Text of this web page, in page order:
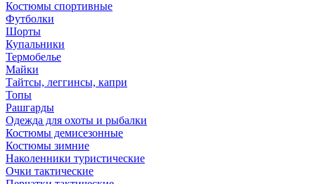
Костюмы спортивные
Футболки
Шорты
Купальники
Термобелье
Майки
Тайтсы, леггинсы, капри
Топы
Рашгарды
Одежда для охоты и рыбалки
Костюмы демисезонные
Костюмы зимние
Наколенники туристические
Очки тактические